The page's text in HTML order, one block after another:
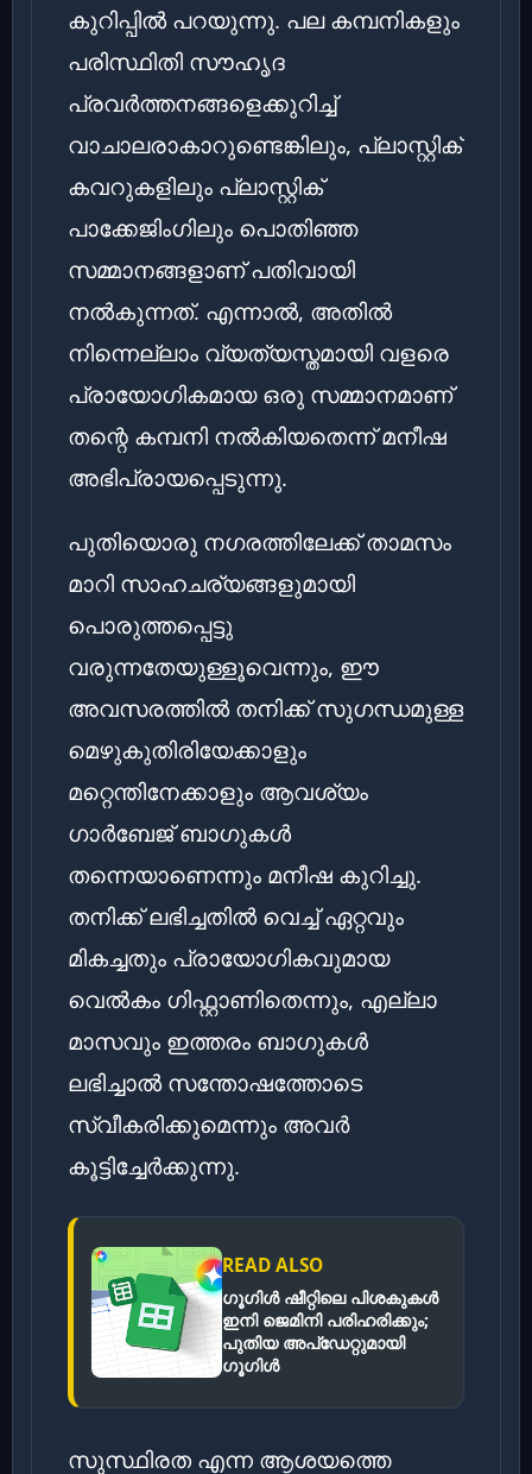
കുറിപ്പിൽ പറയുന്നു. പല കമ്പനികളും
പരിസ്ഥിതി സൗഹൃദ
പ്രവർത്തനങ്ങളെക്കുറിച്ച്
വാചാലരാകാറുണ്ടെങ്കിലും, പ്ലാസ്റ്റിക്
കവറുകളിലും പ്ലാസ്റ്റിക്
പാക്കേജിംഗിലും പൊതിഞ്ഞ
സമ്മാനങ്ങളാണ് പതിവായി
നൽകുന്നത്. എന്നാൽ, അതിൽ
നിന്നെല്ലാം വ്യത്യസ്തമായി വളരെ
പ്രായോഗികമായ ഒരു സമ്മാനമാണ്
തന്റെ കമ്പനി നൽകിയതെന്ന് മനീഷ
അഭിപ്രായപ്പെടുന്നു.
പുതിയൊരു നഗരത്തിലേക്ക് താമസം
മാറി സാഹചര്യങ്ങളുമായി
പൊരുത്തപ്പെട്ടു
വരുന്നതേയുള്ളൂവെന്നും, ഈ
അവസരത്തിൽ തനിക്ക് സുഗന്ധമുള്ള
മെഴുകുതിരിയേക്കാളും
മറ്റെന്തിനേക്കാളും ആവശ്യം
ഗാർബേജ് ബാഗുകൾ
തന്നെയാണെന്നും മനീഷ കുറിച്ചു.
തനിക്ക് ലഭിച്ചതിൽ വെച്ച് ഏറ്റവും
മികച്ചതും പ്രായോഗികവുമായ
വെൽകം ഗിഫ്റ്റാണിതെന്നും, എല്ലാ
മാസവും ഇത്തരം ബാഗുകൾ
ലഭിച്ചാൽ സന്തോഷത്തോടെ
സ്വീകരിക്കുമെന്നും അവർ
കൂട്ടിച്ചേർക്കുന്നു.
READ ALSO
ഗൂഗിൾ ഷീറ്റിലെ പിശകുകൾ
ഇനി ജെമിനി പരിഹരിക്കും;
പുതിയ അപ്‌ഡേറ്റുമായി
ഗൂഗിൾ
സുസ്ഥിരത എന്ന ആശയത്തെ